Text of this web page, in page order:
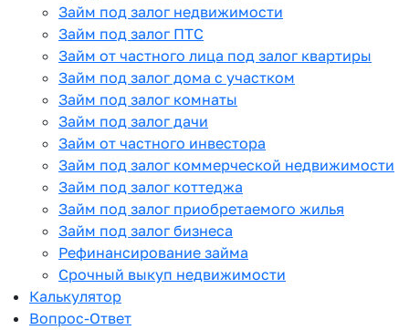
Займ под залог недвижимости
Займ под залог ПТС
Займ от частного лица под залог квартиры
Займ под залог дома с участком
Займ под залог комнаты
Займ под залог дачи
Займ от частного инвестора
Займ под залог коммерческой недвижимости
Займ под залог коттеджа
Займ под залог приобретаемого жилья
Займ под залог бизнеса
Рефинансирование займа
Срочный выкуп недвижимости
Калькулятор
Вопрос-Ответ